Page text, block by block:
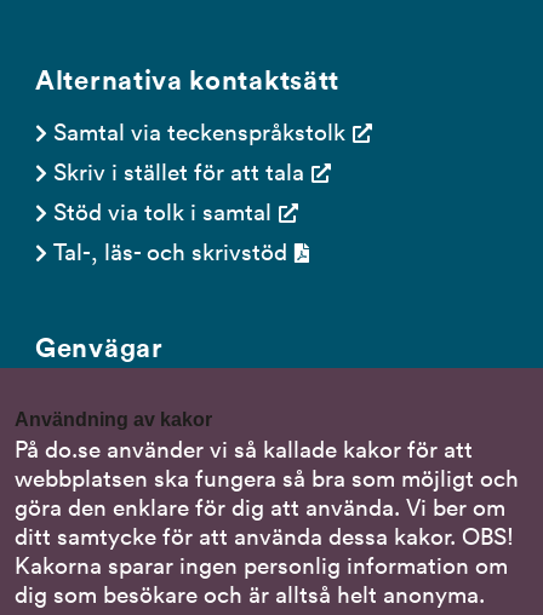
Användning av kakor
På do.se använder vi så kallade kakor för att
webbplatsen ska fungera så bra som möjligt och
göra den enklare för dig att använda. Vi ber om
ditt samtycke för att använda dessa kakor. OBS!
Kakorna sparar ingen personlig information om
dig som besökare och är alltså helt anonyma.
Alternativa kontaktsätt
Samtal via teckenspråkstolk
Skriv i stället för att tala
Stöd via tolk i samtal
Tal-, läs- och skrivstöd
Genvägar
Nationella minoritetsspråk
Om DO:s webbplats
Behandling av personuppgifter